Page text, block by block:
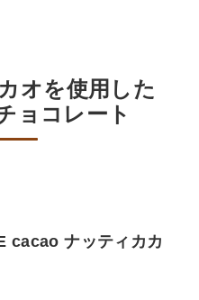
オを使用した
ョコレート
cacao ナッティカカ